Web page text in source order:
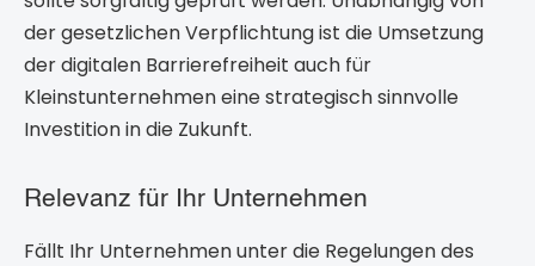
der gesetzlichen Verpflichtung ist die Umsetzung
der digitalen Barrierefreiheit auch für
Kleinstunternehmen eine strategisch sinnvolle
Investition in die Zukunft.
Relevanz für Ihr Unternehmen
Fällt Ihr Unternehmen unter die Regelungen des